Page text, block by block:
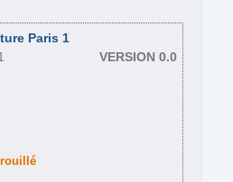
Paris 1
VERSION 0.0